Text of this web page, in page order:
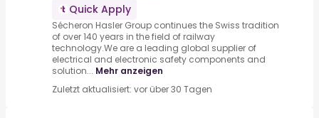
Quick Apply
Sécheron Hasler Group continues the Swiss tradition
of over 140 years in the field of railway
technology.We are a leading global supplier of
electrical and electronic safety components and
solution... Mehr anzeigen
Zuletzt aktualisiert: vor über 30 Tagen